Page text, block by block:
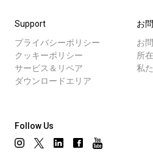
Support
プライバシーポリシー
クッキーポリシー
サービス＆リペア
ダウンロードエリア
お
お
所
私
Follow Us